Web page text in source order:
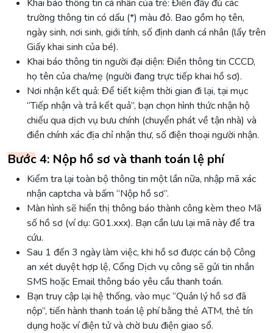
Khai báo thông tin cá nhân của trẻ: Điền đầy đủ các
trường thông tin có dấu (*) màu đỏ. Bao gồm họ tên,
ngày sinh, nơi sinh, giới tính, số định danh cá nhân (lấy trên
Giấy khai sinh của bé).
Khai báo thông tin người đại diện: Điền thông tin CCCD,
họ tên của cha/mẹ (người đang trực tiếp khai hồ sơ).
Nơi nhận kết quả: Để tiết kiệm thời gian đi lại, tại mục
“Tiếp nhận và trả kết quả”, bạn chọn hình thức nhận hộ
chiếu qua dịch vụ bưu chính (chuyển phát về tận nhà) và
điền chính xác địa chỉ nhận thư, số điện thoại người nhận.
Bước 4: Nộp hồ sơ và thanh toán lệ phí
Kiểm tra lại toàn bộ thông tin một lần nữa, nhập mã xác
nhận captcha và bấm “Nộp hồ sơ”.
Màn hình sẽ hiển thị thông báo thành công kèm theo Mã
số hồ sơ (ví dụ: G01.xxx). Bạn cần lưu lại mã này để tra
cứu.
Sau 1 đến 3 ngày làm việc, khi hồ sơ được cán bộ Công
an xét duyệt hợp lệ, Cổng Dịch vụ công sẽ gửi tin nhắn
SMS hoặc Email thông báo yêu cầu thanh toán.
Bạn truy cập lại hệ thống, vào mục “Quản lý hồ sơ đã
nộp”, tiến hành thanh toán lệ phí bằng thẻ ATM, thẻ tín
dụng hoặc ví điện tử và chờ bưu điện giao sổ.